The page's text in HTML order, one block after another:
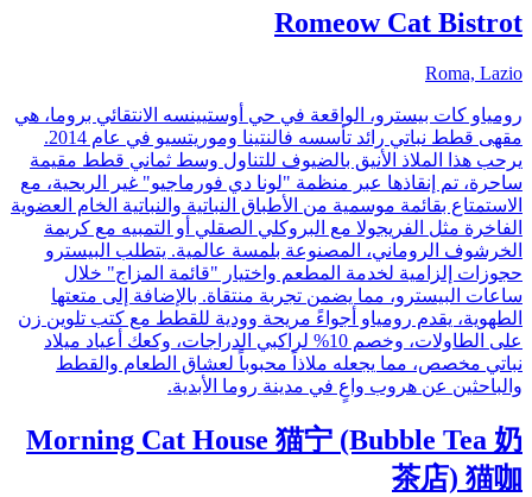
Romeow Cat Bistrot
Roma, Lazio
رومياو كات بيسترو، الواقعة في حي أوستيينسه الانتقائي بروما، هي
مقهى قطط نباتي رائد تأسسه فالنتينا وموريتسيو في عام 2014.
يرحب هذا الملاذ الأنيق بالضيوف للتناول وسط ثماني قطط مقيمة
ساحرة، تم إنقاذها عبر منظمة "لونا دي فورماجيو" غير الربحية، مع
الاستمتاع بقائمة موسمية من الأطباق النباتية والنباتية الخام العضوية
الفاخرة مثل الفريجولا مع البروكلي الصقلي أو التمبيه مع كريمة
الخرشوف الروماني، المصنوعة بلمسة عالمية. يتطلب البيسترو
حجوزات إلزامية لخدمة المطعم واختيار "قائمة المزاج" خلال
ساعات البيسترو، مما يضمن تجربة منتقاة. بالإضافة إلى متعتها
الطهوية، يقدم رومياو أجواءً مريحة وودية للقطط مع كتب تلوين زن
على الطاولات، وخصم 10% لراكبي الدراجات، وكعك أعياد ميلاد
نباتي مخصص، مما يجعله ملاذاً محبوباً لعشاق الطعام والقطط
والباحثين عن هروب واعٍ في مدينة روما الأبدية.
Morning Cat House 猫宁 (Bubble Tea 奶
茶店) 猫咖